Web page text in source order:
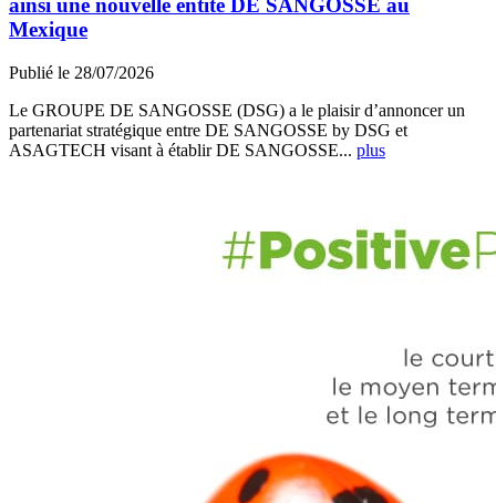
ainsi une nouvelle entité DE SANGOSSE au
Mexique
Publié le 28/07/2026
Le GROUPE DE SANGOSSE (DSG) a le plaisir d’annoncer un
partenariat stratégique entre DE SANGOSSE by DSG et
ASAGTECH visant à établir DE SANGOSSE... plus